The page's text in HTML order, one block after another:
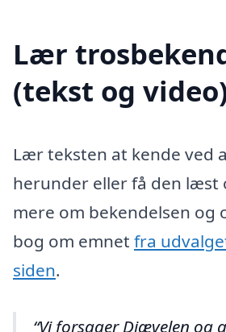
Lær
(tekst og
Lær teksten at kende ved
herunder eller få den læst
mere om bekendelsen og
bog om emnet fra
siden.
Vi forsager Djævelen og